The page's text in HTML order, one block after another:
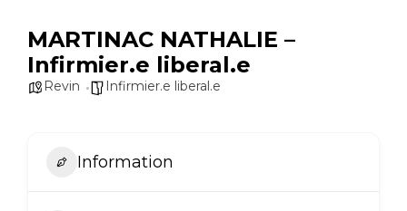
MARTINAC NATHALIE –
Infirmier.e liberal.e
Revin Infirmier.e liberal.e
Information